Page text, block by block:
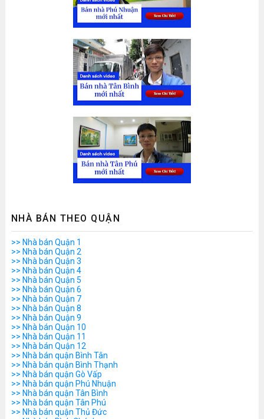
NHÀ BÁN THEO QUẬN
>> Nhà bán Quận 1
>> Nhà bán Quận 2
>> Nhà bán Quận 3
>> Nhà bán Quận 4
>> Nhà bán Quận 5
>> Nhà bán Quận 6
>> Nhà bán Quận 7
>> Nhà bán Quận 8
>> Nhà bán Quận 9
>> Nhà bán Quận 10
>> Nhà bán Quận 11
>> Nhà bán Quận 12
>> Nhà bán quận Bình Tân
>> Nhà bán quận Bình Thạnh
>> Nhà bán quận Gò Vấp
>> Nhà bán quận Phú Nhuận
>> Nhà bán quận Tân Bình
>> Nhà bán quận Tân Phú
>> Nhà bán quận Thủ Đức